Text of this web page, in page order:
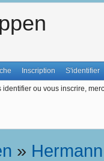
Inscription S'identifier
identifier ou vous inscrire,
» Hermann